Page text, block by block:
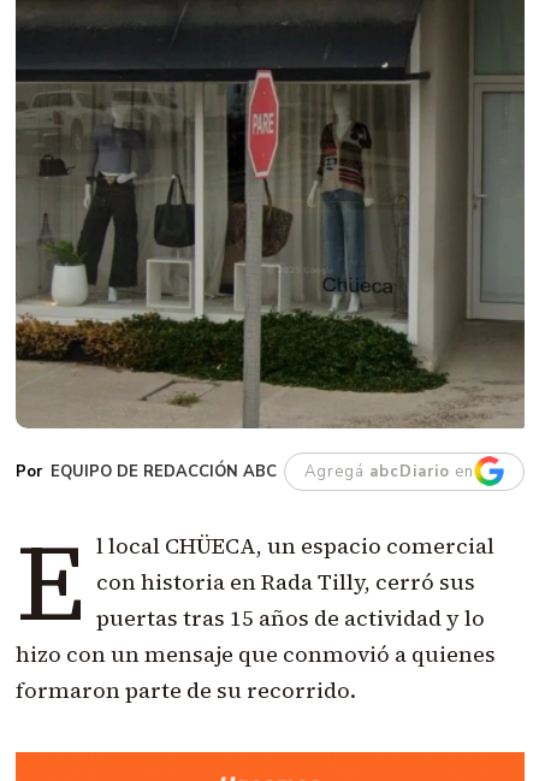
EQUIPO DE REDACCIÓN ABC Agregá abcDiario en
E l local CHÜECA, un espacio comercial
con historia en Rada Tilly, cerró sus
puertas tras 15 años de actividad y lo
hizo con un mensaje que conmovió a quienes
formaron parte de su recorrido.